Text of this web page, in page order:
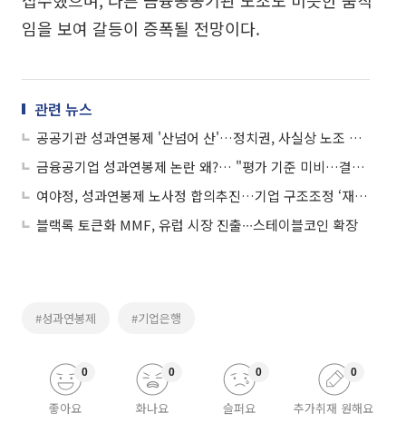
임을 보여 갈등이 증폭될 전망이다.
관련 뉴스
공공기관 성과연봉제 '산넘어 산'…정치권, 사실상 노조 손 들어줘
금융공기업 성과연봉제 논란 왜?… "평가 기준 미비…결국 임금 삭감"
여야정, 성과연봉제 노사정 합의추진…기업 구조조정 ‘재정’ 역할 강조
블랙록 토큰화 MMF, 유럽 시장 진출∙∙∙스테이블코인 확장
#성과연봉제 #기업은행
좋아요
0
화나요
0
슬퍼요
0
추가취재 원해요
0